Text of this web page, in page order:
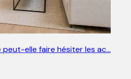
elle faire hésiter les ac…